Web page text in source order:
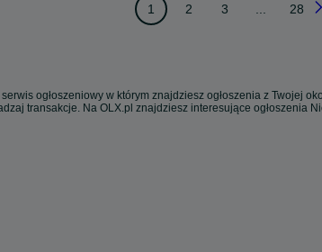
1 2 3 28
serwis ogłoszeniowy w którym znajdziesz ogłoszenia z Twojej
transakcje. Na OLX.pl znajdziesz interesujące ogłoszenia